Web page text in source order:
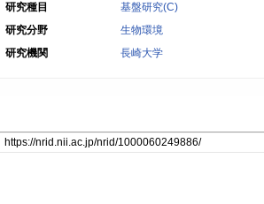
研究種目
基盤研究(C)
研究分野
生物環境
研究機関
長崎大学